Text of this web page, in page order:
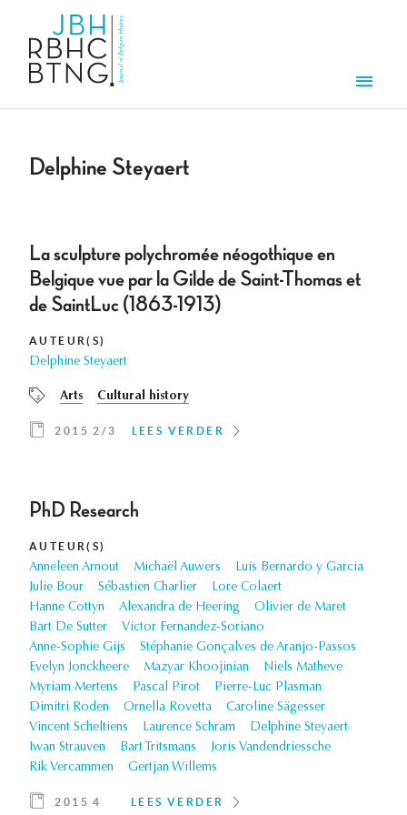
Delphine Steyaert
La sculpture polychromée néogothique en
Belgique vue par la Gilde de Saint-Thomas et
de SaintLuc (1863-1913)
AUTEUR(S)
Delphine Steyaert
Arts Cultural history
2015 2/3 LEES VERDER
PhD Research
AUTEUR(S)
Anneleen Arnout Michaël Auwers
Luis Bernardo y Garcia
Julie Bour
Sébastien Charlier
Lore Colaert
Hanne Cottyn
Alexandra de Heering
Olivier de Maret
Bart De Sutter
Victor Fernandez-Soriano
Anne-Sophie Gijs
Stéphanie Gonçalves de Aranjo-Passos
Evelyn Jonckheere
Mazyar Khoojinian
Niels Matheve
Myriam Mertens
Pascal Pirot
Pierre-Luc Plasman
Dimitri Roden
Ornella Rovetta
Caroline Sägesser
Vincent Scheltiens
Laurence Schram
Delphine Steyaert
Iwan Strauven
Bart Tritsmans
Joris Vandendriessche
Rik Vercammen
Gertjan Willems
2015 4 LEES VERDER